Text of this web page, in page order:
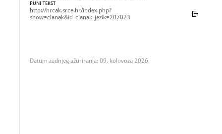
PUNI TEKST
http://hrcak.srce.hr/index.php?
show=clanak&id_clanak_jezik=207023
Datum zadnjeg ažuriranja: 09. kolovoza 2026.